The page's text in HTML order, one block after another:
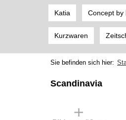
Katia Concept by
Kurzwaren
Sie befinden sich hier:
Scandinavia